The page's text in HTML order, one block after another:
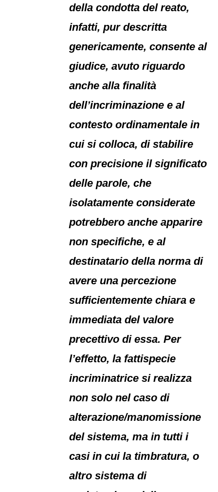
della condotta del reato,
infatti, pur descritta
genericamente, consente al
giudice, avuto riguardo
anche alla finalità
dell’incriminazione e al
contesto ordinamentale in
cui si colloca, di stabilire
con precisione il significato
delle parole, che
isolatamente considerate
potrebbero anche apparire
non specifiche, e al
destinatario della norma di
avere una percezione
sufficientemente chiara e
immediata del valore
precettivo di essa. Per
l’effetto, la fattispecie
incriminatrice si realizza
non solo nel caso di
alterazione/manomissione
del sistema, ma in tutti i
casi in cui la timbratura, o
altro sistema di